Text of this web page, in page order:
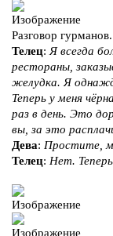
Разговор гурманов.
Телец: Я всегда
рестораны,
желудка. Я
Теперь у меня
раз в день. Это
вы, за это
Дева: Простите,
Телец: Нет.